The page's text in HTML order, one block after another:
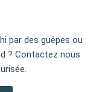
par des guêpes ou
? Contactez nous